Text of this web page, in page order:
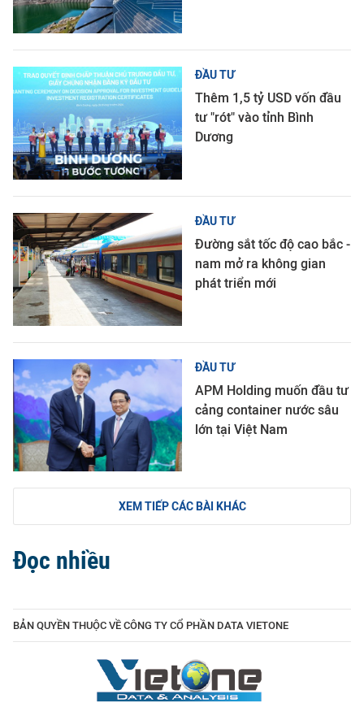
ĐẦU TƯ
Thêm 1,5 tỷ USD vốn đầu
tư "rót" vào tỉnh Bình
Dương
ĐẦU TƯ
Đường sắt tốc độ cao bắc -
nam mở ra không gian
phát triển mới
ĐẦU TƯ
APM Holding muốn đầu tư
cảng container nước sâu
lớn tại Việt Nam
XEM TIẾP CÁC BÀI KHÁC
Đọc nhiều
BẢN QUYỀN THUỘC VỀ CÔNG TY CỔ PHẦN DATA VIETONE